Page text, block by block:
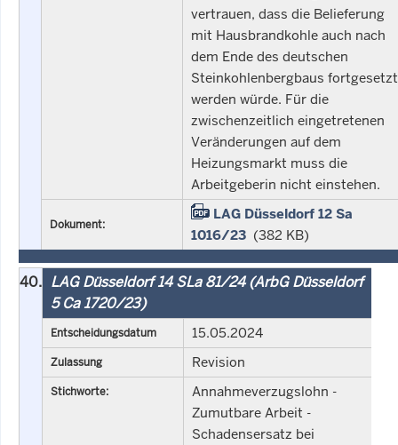
vertrauen, dass die Belieferung
mit Hausbrandkohle auch nach
dem Ende des deutschen
Steinkohlenbergbaus fortgesetzt
werden würde. Für die
zwischenzeitlich eingetretenen
Veränderungen auf dem
Heizungsmarkt muss die
Arbeitgeberin nicht einstehen.
Dokument:
LAG Düsseldorf 12 Sa
1016/23 (382 KB)
40. LAG Düsseldorf 14 SLa 81/24 (ArbG Düsseldorf
5 Ca 1720/23)
Entscheidungsdatum 15.05.2024
Zulassung Revision
Stichworte:
Annahmeverzugslohn -
Zumutbare Arbeit -
Schadensersatz bei